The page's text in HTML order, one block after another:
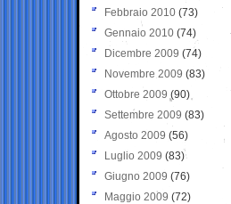
Febbraio 2010 (73)
Gennaio 2010 (74)
Dicembre 2009 (74)
Novembre 2009 (83)
Ottobre 2009 (90)
Settembre 2009 (83)
Agosto 2009 (56)
Luglio 2009 (83)
Giugno 2009 (76)
Maggio 2009 (72)